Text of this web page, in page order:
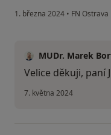
1. března 2024 • FN Ostrava
MUDr. Marek
Velice děkuji, paní
7. května 2024